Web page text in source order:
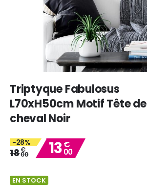
to
the
beginning
of
images
gallery
Triptyque Fabulosus
L70xH50cm Motif Tête de
cheval Noir
-28%
18€
00 13€
00
EN STOCK